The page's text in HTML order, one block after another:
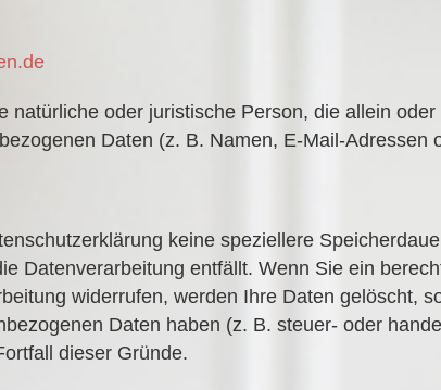
natürliche oder juristische Person, die allein
Daten (z. B. Namen, E-Mail-Adressen
keine speziellere
Datenverarbeitung entfällt. Wenn Sie ein
widerrufen, werden Ihre Daten gelöscht,
Daten haben (z. B. steuer- oder
dieser Gründe.